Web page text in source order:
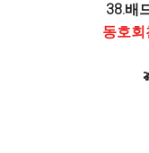
38.배
동호회